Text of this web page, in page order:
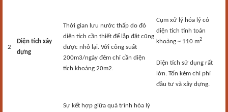
2
Diện tích xây
dựng
Thời gian lưu nước thấp do đó
diện tích cần thiết để lắp đặt cũng
được nhỏ lại. Với công suất
200m3/ngày đêm chỉ cần diện
tích khoảng 20m2.
Cụm xử lý hóa lý có
diện tích tính toán
khoảng ~ 110 m2
Diện tích sử dụng rất
lớn. Tốn kém chi phí
đầu tư và xây dựng.
Sự kết hợp giữa quá trình hóa lý